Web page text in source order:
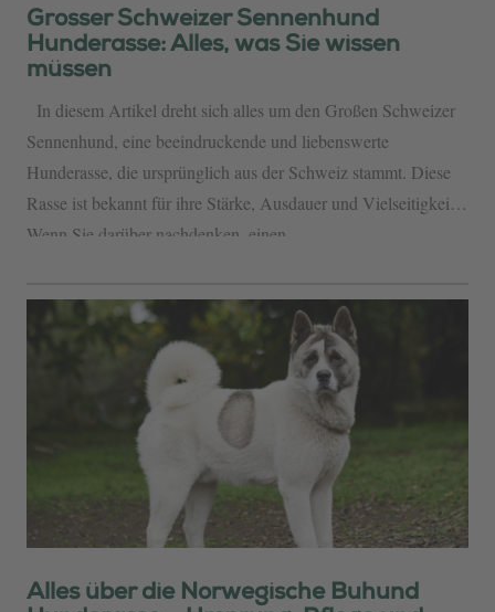
Grosser Schweizer Sennenhund
Hunderasse: Alles, was Sie wissen
müssen
In diesem Artikel dreht sich alles um den Großen Schweizer
Sennenhund, eine beeindruckende und liebenswerte
Hunderasse, die ursprünglich aus der Schweiz stammt. Diese
Rasse ist bekannt für ihre Stärke, Ausdauer und Vielseitigkeit.
Wenn Sie darüber nachdenken, einen...
Alles über die Norwegische Buhund